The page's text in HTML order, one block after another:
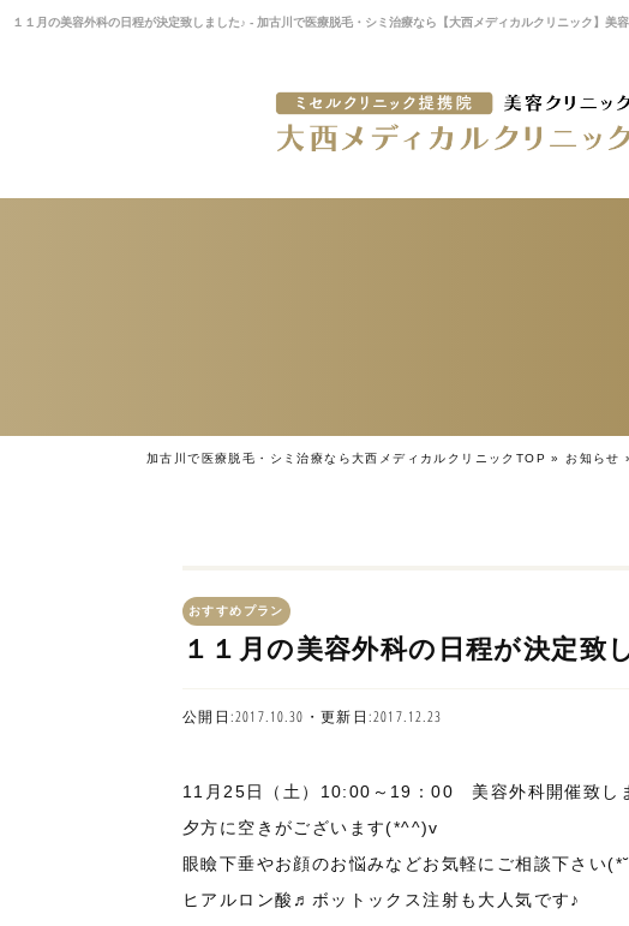
１１月の美容外科の日程が決定致しました♪ - 加古川で医療脱毛・シミ治療なら【大西メディカルクリニック】美
加古川で医療脱毛・シミ治療なら大西メディカルクリニックTOP »お知らせ
おすすめプラン
１１月の美容外科の日程が決定致
公開日:2017.10.30・更新日:2017.12.23
11月25日（土）10:00～19：00 美容外科開催致し
夕方に空きがございます(*^^)v
眼瞼下垂やお顔のお悩みなどお気軽にご相談下さい
ヒアルロン酸♬ボットックス注射も大人気です♪